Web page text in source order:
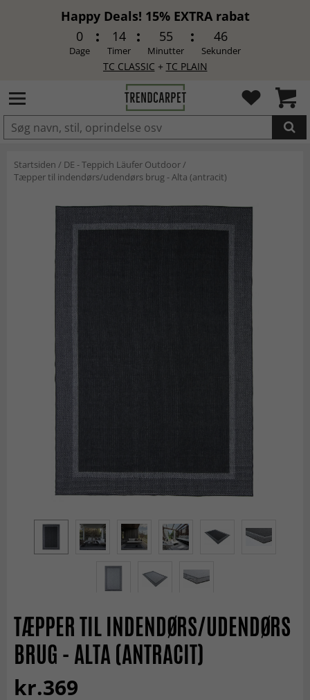
Happy Deals! 15% EXTRA rabat
0
Dage
14
Timer
55
Minutter
45
Sekunder
TC CLASSIC + TC PLAIN
LAGT I INDKØBSKURVEN.
Startsiden / DE - Teppich Läufer Outdoor/
Tæpper til indendørs/udendørs brug - Alta (antracit)
TÆPPER TIL INDENDØRS/UDENDØRS
BRUG - ALTA (ANTRACIT)
kr.369